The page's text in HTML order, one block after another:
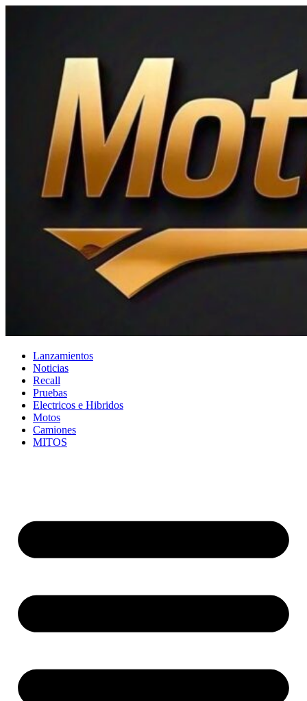
Lanzamientos
Noticias
Recall
Pruebas
Electricos e Hibridos
Motos
Camiones
MITOS